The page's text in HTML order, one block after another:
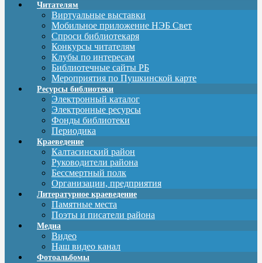
Читателям
Виртуальные выставки
Мобильное приложение НЭБ Свет
Спроси библиотекаря
Конкурсы читателям
Клубы по интересам
Библиотечные сайты РБ
Мероприятия по Пушкинской карте
Ресурсы библиотеки
Электронный каталог
Электронные ресурсы
Фонды библиотеки
Периодика
Краеведение
Калтасинский район
Руководители района
Бессмертный полк
Организации, предприятия
Литературное краеведение
Памятные места
Поэты и писатели района
Медиа
Видео
Наш видео канал
Фотоальбомы